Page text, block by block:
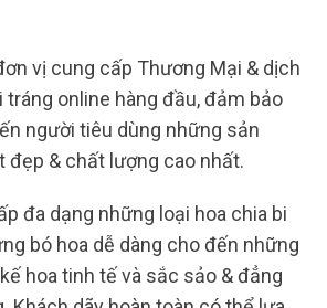
vị cung cấp Thương Mại & dịch
tráng online hàng đầu, đảm bảo
người tiêu dùng những sản
đẹp & chất lượng cao nhất.
đa dạng những loại hoa chia bi
bó hoa dễ dàng cho đến những
hoa tinh tế và sắc sảo & đẳng